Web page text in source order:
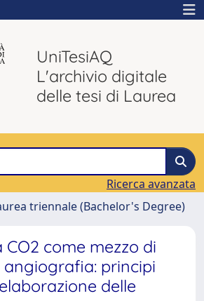
UniTesiAQ
L'archivio digitale
delle tesi di Laurea
Ricerca avanzata
triennale (Bachelor's Degree)
CO2 come mezzo di
principi
delle